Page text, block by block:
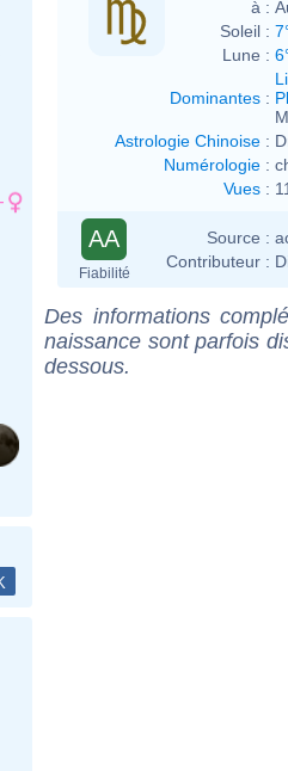
à :
Soleil :
Lune :
Dominantes :
Astrologie Chinoise :
Numérologie :
Vues :
AA
Fiabilité
Source :
Contributeur :
Des informations
naissance sont parfois
dessous.